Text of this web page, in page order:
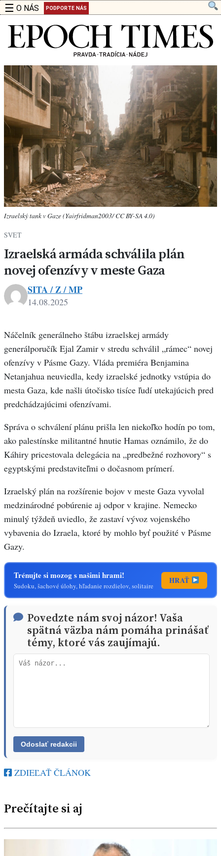
☰ O NÁS PODPORTE NÁS
Izraelský tank v Gaze (Yairfridman2003/ CC BY-SA 4.0)
SVET
Izraelská armáda schválila plán
novej ofenzívy v meste Gaza
SITA / Z / MP
14.08.2025
Náčelník generálneho štábu izraelskej armády
generálporučík Ejal Zamir v stredu schválil „rámec“ novej
ofenzívy v Pásme Gazy. Vláda premiéra Benjamina
Netanjahua neuviedla, kedy izraelské jednotky vstúpia do
mesta Gaza, kde našli útočisko tisíce ľudí utekajúcich pred
predchádzajúcimi ofenzívami.
Správa o schválení plánu prišla len niekoľko hodín po tom,
ako palestínske militantné hnutie Hamas oznámilo, že do
Káhiry pricestovala delegácia na „predbežné rozhovory“ s
egyptskými predstaviteľmi o dočasnom prímerí.
Izraelský plán na rozšírenie bojov v meste Gaza vyvolal
medzinárodné pobúrenie aj odpor v krajine. Nemecko
minulý týždeň uviedlo, že zastaví vývoz vojenského
vybavenia do Izraela, ktoré by mohlo byť použité v Pásme
Gazy.
Trénujte si mozog s našimi hrami!
Sudoku, šachové úlohy, hľadanie rozdielov, solitaire
HRAŤ
Povedzte nám svoj názor! Vaša
spätná väzba nám pomáha prinášať
témy, ktoré vás zaujímajú.
ZDIEĽAŤ ČLÁNOK
Prečítajte si aj